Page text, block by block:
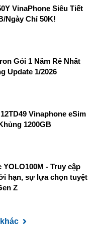
VinaPhone Siêu Tiết
Ngày Chỉ 50K!
Gói 1 Năm Rẻ Nhất
Update 1/2026
Vinaphone eSim
1200GB
- Truy cập
hạn, sự lựa chọn tuyệt
Z